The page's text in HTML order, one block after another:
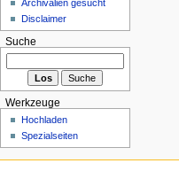
Archivalien gesucht
Disclaimer
Suche
Werkzeuge
Hochladen
Spezialseiten